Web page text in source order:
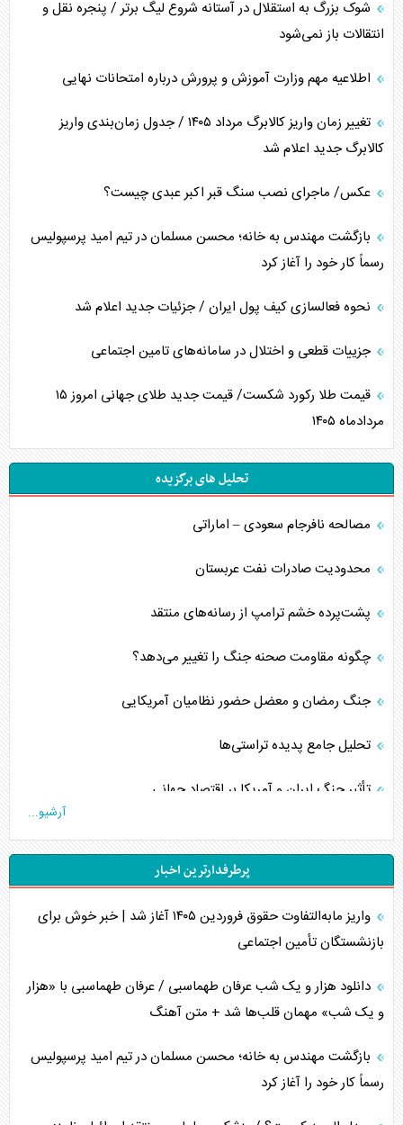
شوک بزرگ به استقلال در آستانه شروع لیگ برتر / پنجره نقل و
انتقالات باز نمی‌شود
اطلاعیه مهم وزارت آموزش و پرورش درباره امتحانات نهایی
تغییر زمان واریز کالابرگ مرداد ۱۴۰۵ / جدول زمان‌بندی واریز
کالابرگ جدید اعلام شد
عکس/ ماجرای نصب سنگ قبر اکبر عبدی چیست؟
بازگشت مهندس به خانه؛ محسن مسلمان در تیم امید پرسپولیس
رسماً کار خود را آغاز کرد
نحوه فعالسازی کیف پول ایران / جزئیات جدید اعلام شد
جزییات قطعی و اختلال در سامانه‌های تامین اجتماعی
قیمت طلا رکورد شکست/ قیمت جدید طلای جهانی امروز ۱۵
مردادماه ۱۴۰۵
تحلیل های برگزیده
مصالحه نافرجام سعودی – اماراتی
محدودیت صادرات نفت عربستان
پشت‌پرده خشم ترامپ از رسانه‌های منتقد
چگونه مقاومت صحنه جنگ را تغییر می‌دهد؟
جنگ رمضان و معضل حضور نظامیان آمریکایی
تحلیل جامع پدیده تراستی‌ها
تأثیر جنگ ایران و آمریکا بر اقتصاد جهانی
تخریب پل‌ها در اوکراین و فروپاشی روایت دوگانه غرب
اربعین، کابوس مشترک تل‌آویو-واشنگتن
برنامه هفتم توسعه در نقطه کور سیاستگذاری
اوکراین بازوی مخرب آمریکا در غرب آسیا
اهمیت راهبردی اردن برای آمریکا
پیام، ظرفیت بالفعل‌نشده تجارت ایران
آرشیو...
پرطرفدارترین اخبار
واریز مابه‌التفاوت حقوق فروردین ۱۴۰۵ آغاز شد | خبر خوش برای
بازنشستگان تأمین اجتماعی
دانلود هزار و یک شب عرفان طهماسبی / عرفان طهماسبی با «هزار
و یک شب» مهمان قلب‌ها شد + متن آهنگ
بازگشت مهندس به خانه؛ محسن مسلمان در تیم امید پرسپولیس
رسماً کار خود را آغاز کرد